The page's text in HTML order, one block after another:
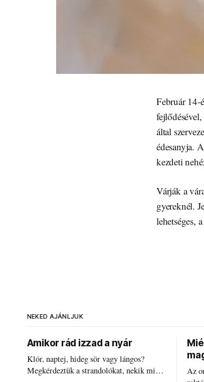
Február 14-
által
édesanyja.
kezdeti
Várják a
gyereknél.
lehetséges,
NEKED AJÁNLJUK
Amikor rád izzad a nyár
Klór, naptej, hideg sör vagy lángos?
Megkérdeztük a strandolókat, nekik mi
Az